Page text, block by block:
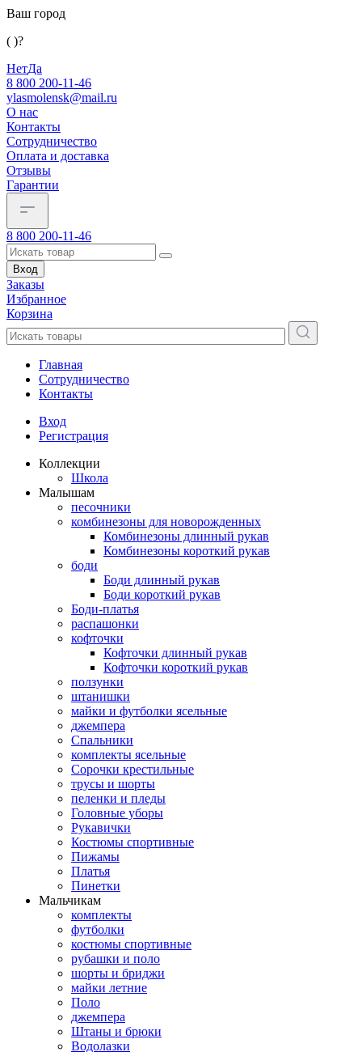
Ваш город
( )?
НетДа
8 800 200-11-46
ylasmolensk@mail.ru
О нас
Контакты
Сотрудничество
Оплата и доставка
Отзывы
Гарантии
8 800 200-11-46
Вход
Заказы
Избранное
Корзина
Главная
Сотрудничество
Контакты
Вход
Регистрация
Коллекции
Школа
Малышам
песочники
комбинезоны для новорожденных
Комбинезоны длинный рукав
Комбинезоны короткий рукав
боди
Боди длинный рукав
Боди короткий рукав
Боди-платья
распашонки
кофточки
Кофточки длинный рукав
Кофточки короткий рукав
ползунки
штанишки
майки и футболки ясельные
джемпера
Спальники
комплекты ясельные
Сорочки крестильные
трусы и шорты
пеленки и пледы
Головные уборы
Рукавички
Костюмы спортивные
Пижамы
Платья
Пинетки
Мальчикам
комплекты
футболки
костюмы спортивные
рубашки и поло
шорты и бриджи
майки летние
Поло
джемпера
Штаны и брюки
Водолазки